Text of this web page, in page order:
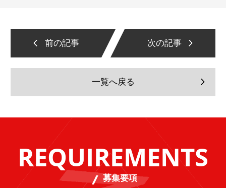
前の記事 次の記事
一覧へ戻る
REQUIREMENTS
募集要項